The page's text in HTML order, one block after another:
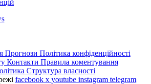
Прогнози Політика конфіденційності
Контакти Правила коментування
Структура власності
facebook x youtube instagram telegram